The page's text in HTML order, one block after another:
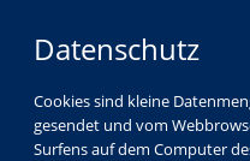
Datenschutz
Cookies sind kleine
gesendet und vom
Surfens auf dem Computer